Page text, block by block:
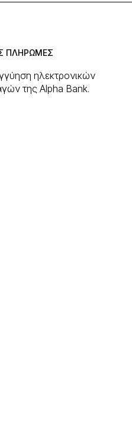
ΠΛΗΡΩΜΕΣ
ηλεκτρονικών
της Alpha Bank.